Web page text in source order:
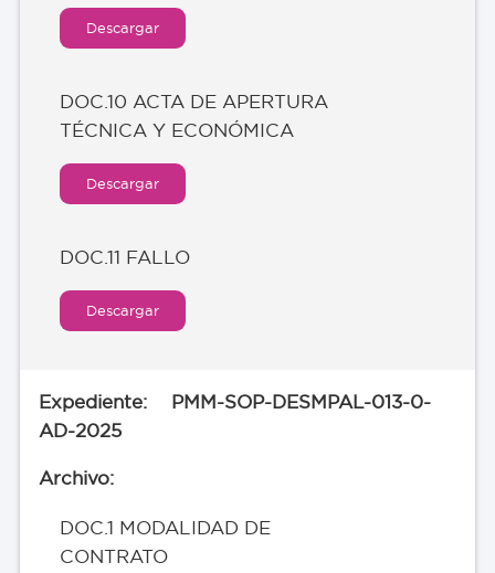
Descargar
DOC.10 ACTA DE APERTURA
TÉCNICA Y ECONÓMICA
Descargar
DOC.11 FALLO
Descargar
PMM-SOP-DESMPAL-013-0-
AD-2025
DOC.1 MODALIDAD DE
CONTRATO